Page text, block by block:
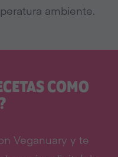
ambiente.
COMO
Veganuary y te